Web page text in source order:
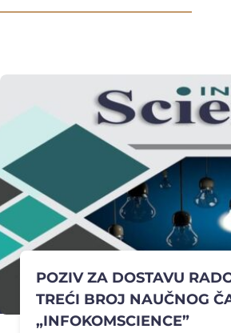
POZIV ZA DOSTAVU
TREĆI BROJ NAUČNOG
„INFOKOMSCIENCE”